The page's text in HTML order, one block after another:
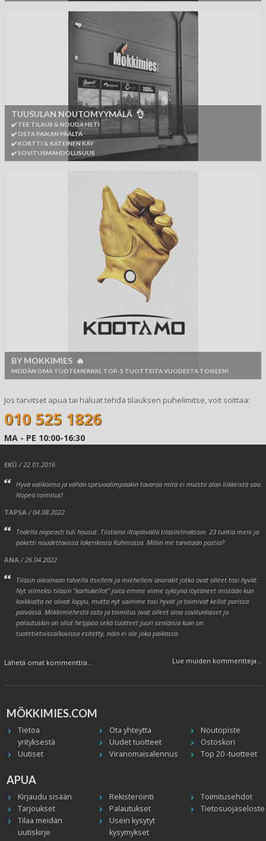
TUUSULAN NOUTOMYYMÄLÄ 👌
✔️ TEE TILAUS & NOUDA HETI
✔️ OSTA PAIKAN PÄÄLTÄ
✔️ KORTTI & KÄTEINEN KÄY
✔️ SOVITUSMAHDOLLISUUS
BY MOKKIMIES 🔥
MEIDÄN OMA TUOTEMERKKI, TOP-5 TUOTTEITA VUODESTA TOISEEN!
Jos tarvitset apua tai haluat tehdä tilauksen puhelimitse, voit soittaa:
010 525 1826
MA - PE 10:00-16:30
EKÜ / 22.01.2016
Hyvä valikoima ja vähän spesiaalimpaakin tavaraa mitä ei muista alan liikkeistä saa.
Nopea toimitus!
TAPSA/ 04.08.2022
Todella nopeasti tuli housut. Tiistaina iltapäivällä tilasin/maksoin. 23 tuntia meni ja
paketti noudettavissa lokerikosta Kuhmossa. Mihin me tarvitaan postia?
ANA/ 26.04.2022
Tilasin aikoinaan talvella itselleni ja miehelleni anorakit jotka ovat olleet tosi hyvät.
Nyt viimeksi tilasin "karhukellot" joita emme viime syksynä löytäneet mistään kun
kaikkialta ne olivat loppu, mutta nyt saimme tosi hyvät ja toimivat kellot parissa
päivässä. Mökkimiehestä osto ja toimitus ovat olleet aina sovitunlaiset ja
palautuskin on ollut helppoa sekä tuotteet juuri senlaisia kuin on
tuotetietoissa/kuvissa esitetty, näin ei ole joka paikassa.
Lähetä omat kommenttisi... Lue muiden kommentteja...
MÖKKIMIES.COM
Tietoa
yrityksestä
Ota yhteyttä
Noutopiste
Uudet tuotteet
Ostoskori
Uutiset
Viranomaisalennus Top 20 -tuotteet
APUA
Kirjaudu sisään Rekisteröinti
Toimitusehdot
Tarjoukset
Palautukset
Tietosuojaseloste
Tilaa meidän
uutiskirje
Usein kysytyt
kysymykset